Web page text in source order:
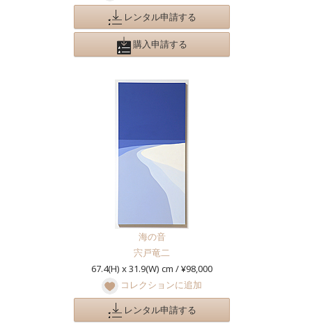
レンタル申請する
購入申請する
海の音
宍戸竜二
67.4(H) x 31.9(W) cm / ¥98,000
コレクションに追加
レンタル申請する